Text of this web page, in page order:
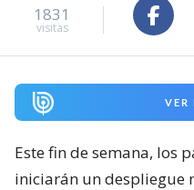
1831
visitas
VER
Este fin de semana, los
iniciarán un despliegue